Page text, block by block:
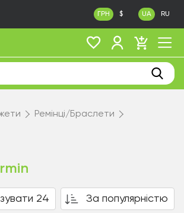
ГРН $ UA RU
Ремінці/Браслети
24 За популярністю